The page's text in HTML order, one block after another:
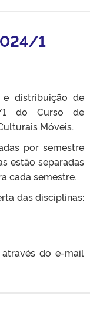
1
distribuição de
1 do Curso de
Móveis.
por semestre
estão separadas
cada semestre.
das disciplinas:
do e-mail